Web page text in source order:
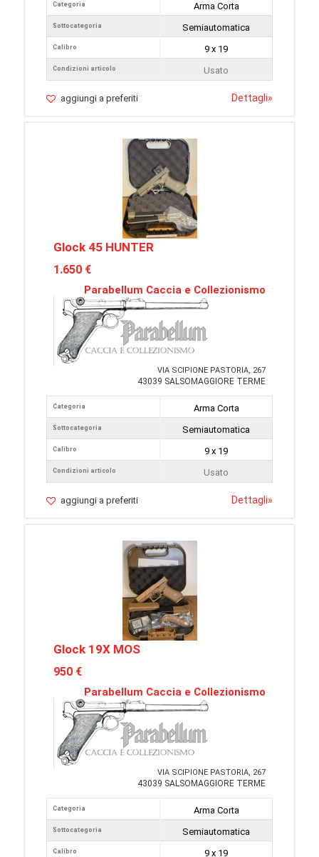
Categoria
Sottocategoria
Calibro
Condizioni articolo
Arma Corta
Semiautomatica
9 x 19
Usato
aggiungi a preferiti Dettagli»
Glock 45 HUNTER
1.650 €
Parabellum Caccia e Collezionismo
VIA SCIPIONE PASTORIA, 267
43039 SALSOMAGGIORE TERME
Categoria
Sottocategoria
Calibro
Condizioni articolo
Arma Corta
Semiautomatica
9 x 19
Usato
aggiungi a preferiti Dettagli»
Glock 19X MOS
950 €
Parabellum Caccia e Collezionismo
VIA SCIPIONE PASTORIA, 267
43039 SALSOMAGGIORE TERME
Categoria
Sottocategoria
Calibro
Arma Corta
Semiautomatica
9 x 19